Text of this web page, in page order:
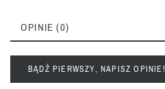
OPINIE (0)
BĄDŹ PIERWSZY, NAPISZ OPINIE!